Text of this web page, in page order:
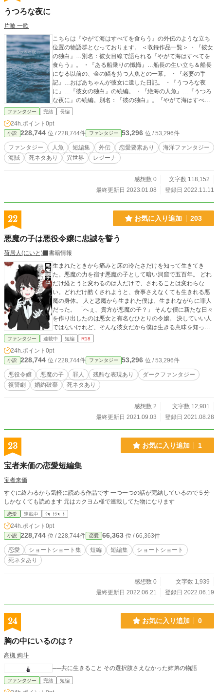
うつろな夜に
片喰 一歌
こちらは『やがて海はすべてを食らう』の外伝のような立ち
位置の物語群となっております。 ＜収録作品一覧＞ ・『彼女
の独白』…別名：彼女目線で語られる『やがて海はすべてを
食らう』。 ・『ある船乗りの懺悔』…船長の生い立ち＆船長
になる以前の、金の鱗を持つ人魚との一幕。 ・『老婆の手
記』…おばあちゃんが彼女に遺した日記。 ・『うつろな夜
に』…『彼女の独白』の続編。 ・『絶海の人魚』…『うつろ
な夜に』の続編。別名：『彼の独白』。『やがて海はすべて
を食らう』主人公の人魚→彼女への想い。 ・『女神と呼ばれ
代わって偉大なる者から御挨拶を。 いずれの話も『やがて海
はすべてを食らう』の補完ではありますが、こちら単体でも
お読みいただけない事はないでしょう。 ご興味を持っていた
だけましたら、ぜひ本編もご覧になってください。 場合によ
っては、先にこちらをご覧くださったほうが諸々の事情が理
るために、社会問題等の重い内容を含んでおります。ご了承
のうえ、お進みください。
ファンタジー 完結 長編
24h.ポイント 0pt
小説 228,744 位 / 228,744件 ファンタジー 53,296 位 / 53,296件
ファンタジー 人魚 短編集 外伝 恋愛要素あり
海洋ファンタジー
海賊
死ネタあり 異世界 レジーナ
感想数 0
文字数 118,152
最終更新日 2023.01.08
登録日 2022.11.11
22 お気に入り追加 203
悪魔の子は悪役令嬢に忠誠を誓う
荷居人(にいと)
書籍情報
生まれたときから痛みと床の冷たさだけを知って生きてき
た。悪魔の力を宿す悪魔の子として暗い洞窟で五百年。 どれ
だけ経とうと変わるのは人だけで、されることは変わらな
い。どれだけ酷くされようと、食事さえなくても生きれる悪
魔の身体。 人と悪魔から生まれた僕は、生まれながらに罪人
だった。 「へぇ、貴方が悪魔の子？」 そんな僕に新たな日々
を作り出したのは悪女と有名なひとりの令嬢。 決していい人
ではないけれど、そんな彼女だから僕は生きる意味を知った
んだ。 だから ー貴女のためなら世界だって滅ぼそうー ダー
い悪役令嬢と、五百年虐げられてきた不死身の人間と悪魔の
ハーフの見た目青年の話。 残酷な場面があります。苦手な方
は控えてください。 表紙完成品ではありません。できあがる
までの代わりのラフ画。やまかわ様に描いていただいており
ます。 第14回ファンタジー大賞エントリー作品。 感想は誤字
上の疑問はネタバレになりかねないため答えません。ストー
リーを待ってください。 場合によっては感想を閉じます。 応
ファンタジー 連載中 短編 R18
24h.ポイント 0pt
小説 228,744 位 / 228,744件 ファンタジー 53,296 位 / 53,296件
悪役令嬢 悪魔の子 罪人 残酷な表現あり
ダークファンタジー
復讐劇
婚約破棄 死ネタあり
感想数 2
文字数 12,901
最終更新日 2021.09.03
登録日 2021.08.28
23 お気に入り追加 1
宝者来価の恋愛短編集
宝者来価
すぐに終わるから気軽に読める作品です 一つ一つの話が完結しているので５分
しかなくても読めます 元はカクヨム様で連載してた物になります
恋愛 連載中 ｼｮｰﾄｼｮｰﾄ
24h.ポイント 0pt
小説 228,744 位 / 228,744件 恋愛 66,363 位 / 66,363件
恋愛 ショートショート集 短編 短編集
ショートショート
死ネタあり
感想数 0
文字数 1,939
最終更新日 2022.06.21
登録日 2022.06.19
24 お気に入り追加 0
胸の中にいるのは？
高槻 絢斗
──共に生きること その選択肢さえなかった姉弟の物語
ファンタジー 完結 短編